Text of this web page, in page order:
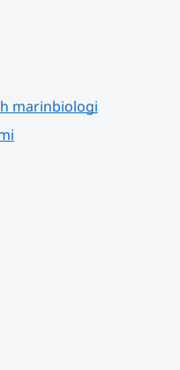
marinbiologi